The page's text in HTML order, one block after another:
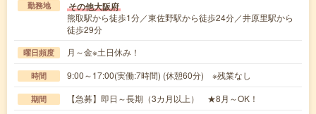
勤務地 その他大阪府
熊取駅から徒歩1分／東佐野駅から徒歩24分／井原里駅から
徒歩29分
曜日頻度 月～金※土日休み！
時間 9:00～17:00(実働:7時間) (休憩60分) ※残業なし
期間 【急募】即日～長期（3カ月以上） ★8月～OK！